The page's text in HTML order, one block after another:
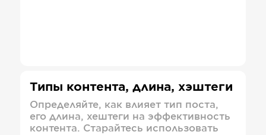
Типы контента, длина, хэштеги
Определяйте, как влияет тип поста,
его длина, хештеги на эффективность
контента. Старайтесь использовать